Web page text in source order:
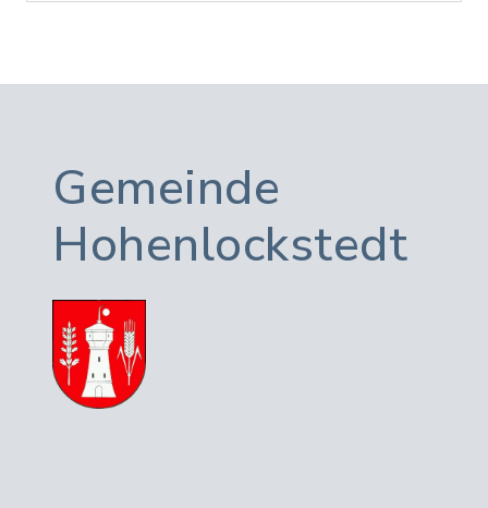
Gemeinde
Hohenlockstedt